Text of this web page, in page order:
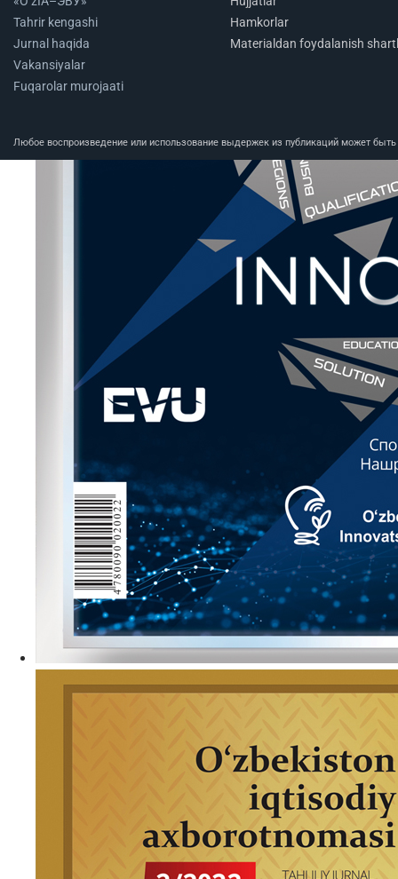
Tahrir kengashi
Jurnal haqida
Vakansiyalar
Fuqarolar murojaati
Hamkorlar
Materialdan foydalanish
Любое воспроизведение или использование выдержек из публикаций может